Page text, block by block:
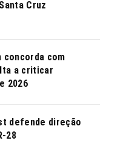
Cruz
concorda com
a criticar
2026
defende direção
28